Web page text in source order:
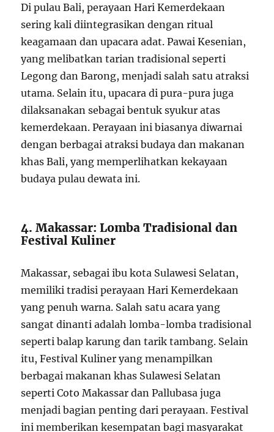
Di pulau Bali, perayaan Hari Kemerdekaan
sering kali diintegrasikan dengan ritual
keagamaan dan upacara adat. Pawai Kesenian,
yang melibatkan tarian tradisional seperti
Legong dan Barong, menjadi salah satu atraksi
utama. Selain itu, upacara di pura-pura juga
dilaksanakan sebagai bentuk syukur atas
kemerdekaan. Perayaan ini biasanya diwarnai
dengan berbagai atraksi budaya dan makanan
khas Bali, yang memperlihatkan kekayaan
budaya pulau dewata ini.
4. Makassar: Lomba Tradisional dan
Festival Kuliner
Makassar, sebagai ibu kota Sulawesi Selatan,
memiliki tradisi perayaan Hari Kemerdekaan
yang penuh warna. Salah satu acara yang
sangat dinanti adalah lomba-lomba tradisional
seperti balap karung dan tarik tambang. Selain
itu, Festival Kuliner yang menampilkan
berbagai makanan khas Sulawesi Selatan
seperti Coto Makassar dan Pallubasa juga
menjadi bagian penting dari perayaan. Festival
ini memberikan kesempatan bagi masyarakat